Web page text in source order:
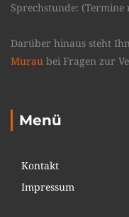
Sprechstunde:
Darüber hinaus steht
Murau bei Fragen zur
Menü
Kontakt
Impressum